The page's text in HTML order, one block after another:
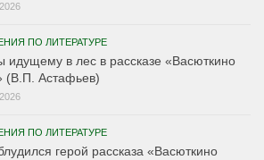
ПО ЛИТЕРАТУРЕ
идущему в лес в рассказе «Васюткино
(В.П. Астафьев)
ПО ЛИТЕРАТУРЕ
герой рассказа «Васюткино